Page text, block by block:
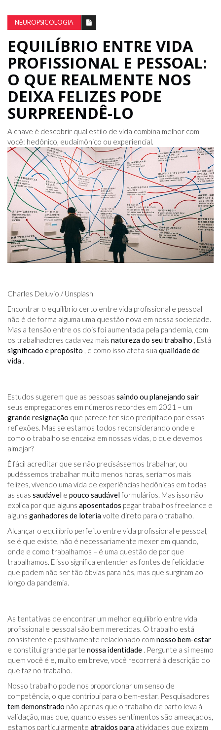
NEUROPSICOLOGIA
EQUILÍBRIO ENTRE VIDA
PROFISSIONAL E PESSOAL:
O QUE REALMENTE NOS
DEIXA FELIZES PODE
SURPREENDÊ-LO
A chave é descobrir qual estilo de vida combina melhor com
você: hedônico, eudaimônico ou experiencial.
Charles Deluvio / Unsplash
Encontrar o equilíbrio certo entre vida profissional e pessoal
não é de forma alguma uma questão nova em nossa sociedade.
Mas a tensão entre os dois foi aumentada pela pandemia, com
os trabalhadores cada vez mais natureza do seu trabalho , Está
significado e propósito , e como isso afeta sua qualidade de
vida .
Estudos sugerem que as pessoas saindo ou planejando sair
seus empregadores em números recordes em 2021 – um
grande resignação que parece ter sido precipitado por essas
reflexões. Mas se estamos todos reconsiderando onde e
como o trabalho se encaixa em nossas vidas, o que devemos
almejar?
É fácil acreditar que se não precisássemos trabalhar, ou
pudéssemos trabalhar muito menos horas, seríamos mais
felizes, vivendo uma vida de experiências hedônicas em todas
as suas saudável e pouco saudávelformulários. Mas isso não
explica por que alguns aposentados pegar trabalhos freelance e
alguns ganhadores de loteriavolte direto para o trabalho.
Alcançar o equilíbrio perfeito entre vida profissional e pessoal,
se é que existe, não é necessariamente mexer em quando,
onde e como trabalhamos – é uma questão de por que
trabalhamos. E isso significa entender as fontes de felicidade
que podem não ser tão óbvias para nós, mas que surgiram ao
longo da pandemia.
As tentativas de encontrar um melhor equilíbrio entre vida
profissional e pessoal são bem merecidas. O trabalho está
consistente e positivamente relacionado com nosso bem-estar
e constitui grande parte nossa identidade . Pergunte a si mesmo
quem você é e, muito em breve, você recorrerá à descrição do
que faz no trabalho.
Nosso trabalho pode nos proporcionar um senso de
competência, o que contribui para o bem-estar. Pesquisadores
tem demonstrado não apenas que o trabalho de parto leva à
validação, mas que, quando esses sentimentos são ameaçados,
estamos particularmente atraídos para atividades que exigem